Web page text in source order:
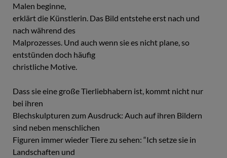
Malen beginne,
erklärt die Künstlerin. Das Bild entstehe erst nach und
nach während des
Malprozesses. Und auch wenn sie es nicht plane, so
entstünden doch häufig
christliche Motive.
Dass sie eine große Tierliebhabern ist, kommt nicht nur
bei ihren
Blechskulpturen zum Ausdruck: Auch auf ihren Bildern
sind neben menschlichen
Figuren immer wieder Tiere zu sehen: “Ich setze sie in
Landschaften und